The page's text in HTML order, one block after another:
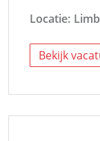
Locatie:
Bekijk